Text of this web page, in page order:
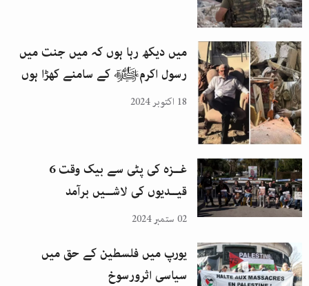
میں دیکھ رہا ہوں کہ میں جنت میں
رسول اکرمﷺ کے سامنے کھڑا ہوں
18 اکتوبر 2024
غــزہ کی پٹی سے بیک وقت 6
قیــدیوں کی لاشــیں برآمد
02 ستمبر 2024
یورپ میں فلسطین کے حق میں
سیاسی اثرورسوخ